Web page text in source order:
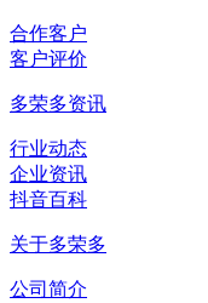
合作客户
客户评价
多荣多资讯
行业动态
企业资讯
抖音百科
关于多荣多
公司简介